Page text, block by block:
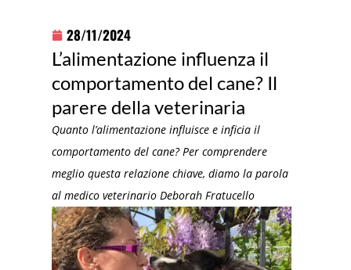
28/11/2024
L’alimentazione influenza il
comportamento del cane? Il
parere della veterinaria
Quanto l’alimentazione influisce e inficia il
comportamento del cane? Per comprendere
meglio questa relazione chiave, diamo la parola
al medico veterinario Deborah Fratucello